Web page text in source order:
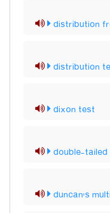
distribution
distribution
dixon test
double-
duncan's